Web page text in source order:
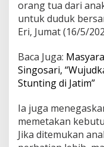
u
n
g
a
k
N
g
e
r
i
orang tua dari
untuk duduk
Eri, Jumat (16/5/
Baca Juga:
Singosari,
Stunting di Jatim”
Ia juga
memetakan
Jika ditemukan